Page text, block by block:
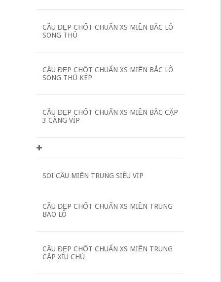
CẦU ĐẸP CHỐT CHUẨN XS MIỀN BẮC LÔ
SONG THỦ
CẦU ĐẸP CHỐT CHUẨN XS MIỀN BẮC LÔ
SONG THỦ KÉP
CẦU ĐẸP CHỐT CHUẨN XS MIỀN BẮC CẶP
3 CÀNG VÍP
SOI CẦU MIỀN TRUNG SIÊU VIP
CẦU ĐẸP CHỐT CHUẨN XS MIỀN TRUNG
BAO LÔ
CẦU ĐẸP CHỐT CHUẨN XS MIỀN TRUNG
CẶP XÍU CHỦ